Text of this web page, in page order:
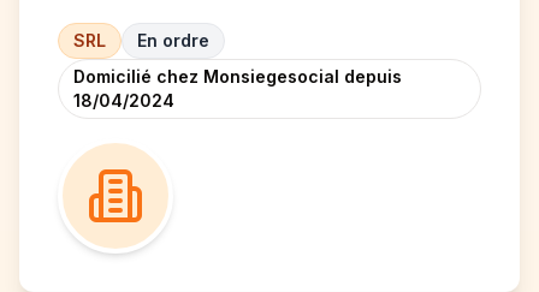
SRL
En ordre
Domicilié chez Monsiegesocial depuis
18/04/2024